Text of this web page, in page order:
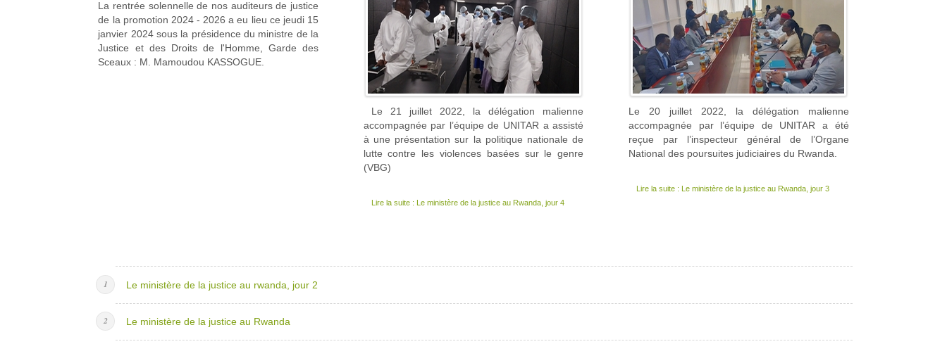
La rentrée solennelle de nos auditeurs de justice
de la promotion 2024 - 2026 a eu lieu ce jeudi 15
janvier 2024 sous la présidence du ministre de la
Justice et des Droits de l'Homme, Garde des
Sceaux : M. Mamoudou KASSOGUE.
Le 21 juillet 2022, la délégation malienne
accompagnée par l’équipe de UNITAR a assisté
à une présentation sur la politique nationale de
lutte contre les violences basées sur le genre
(VBG)
Lire la suite : Le ministère de la justice au Rwanda, jour 4
Le 20 juillet 2022, la délégation malienne
accompagnée par l’équipe de UNITAR a été
reçue par l’inspecteur général de l’Organe
National des poursuites judiciaires du Rwanda.
Lire la suite : Le ministère de la justice au Rwanda, jour 3
Le ministère de la justice au rwanda, jour 2
Le ministère de la justice au Rwanda